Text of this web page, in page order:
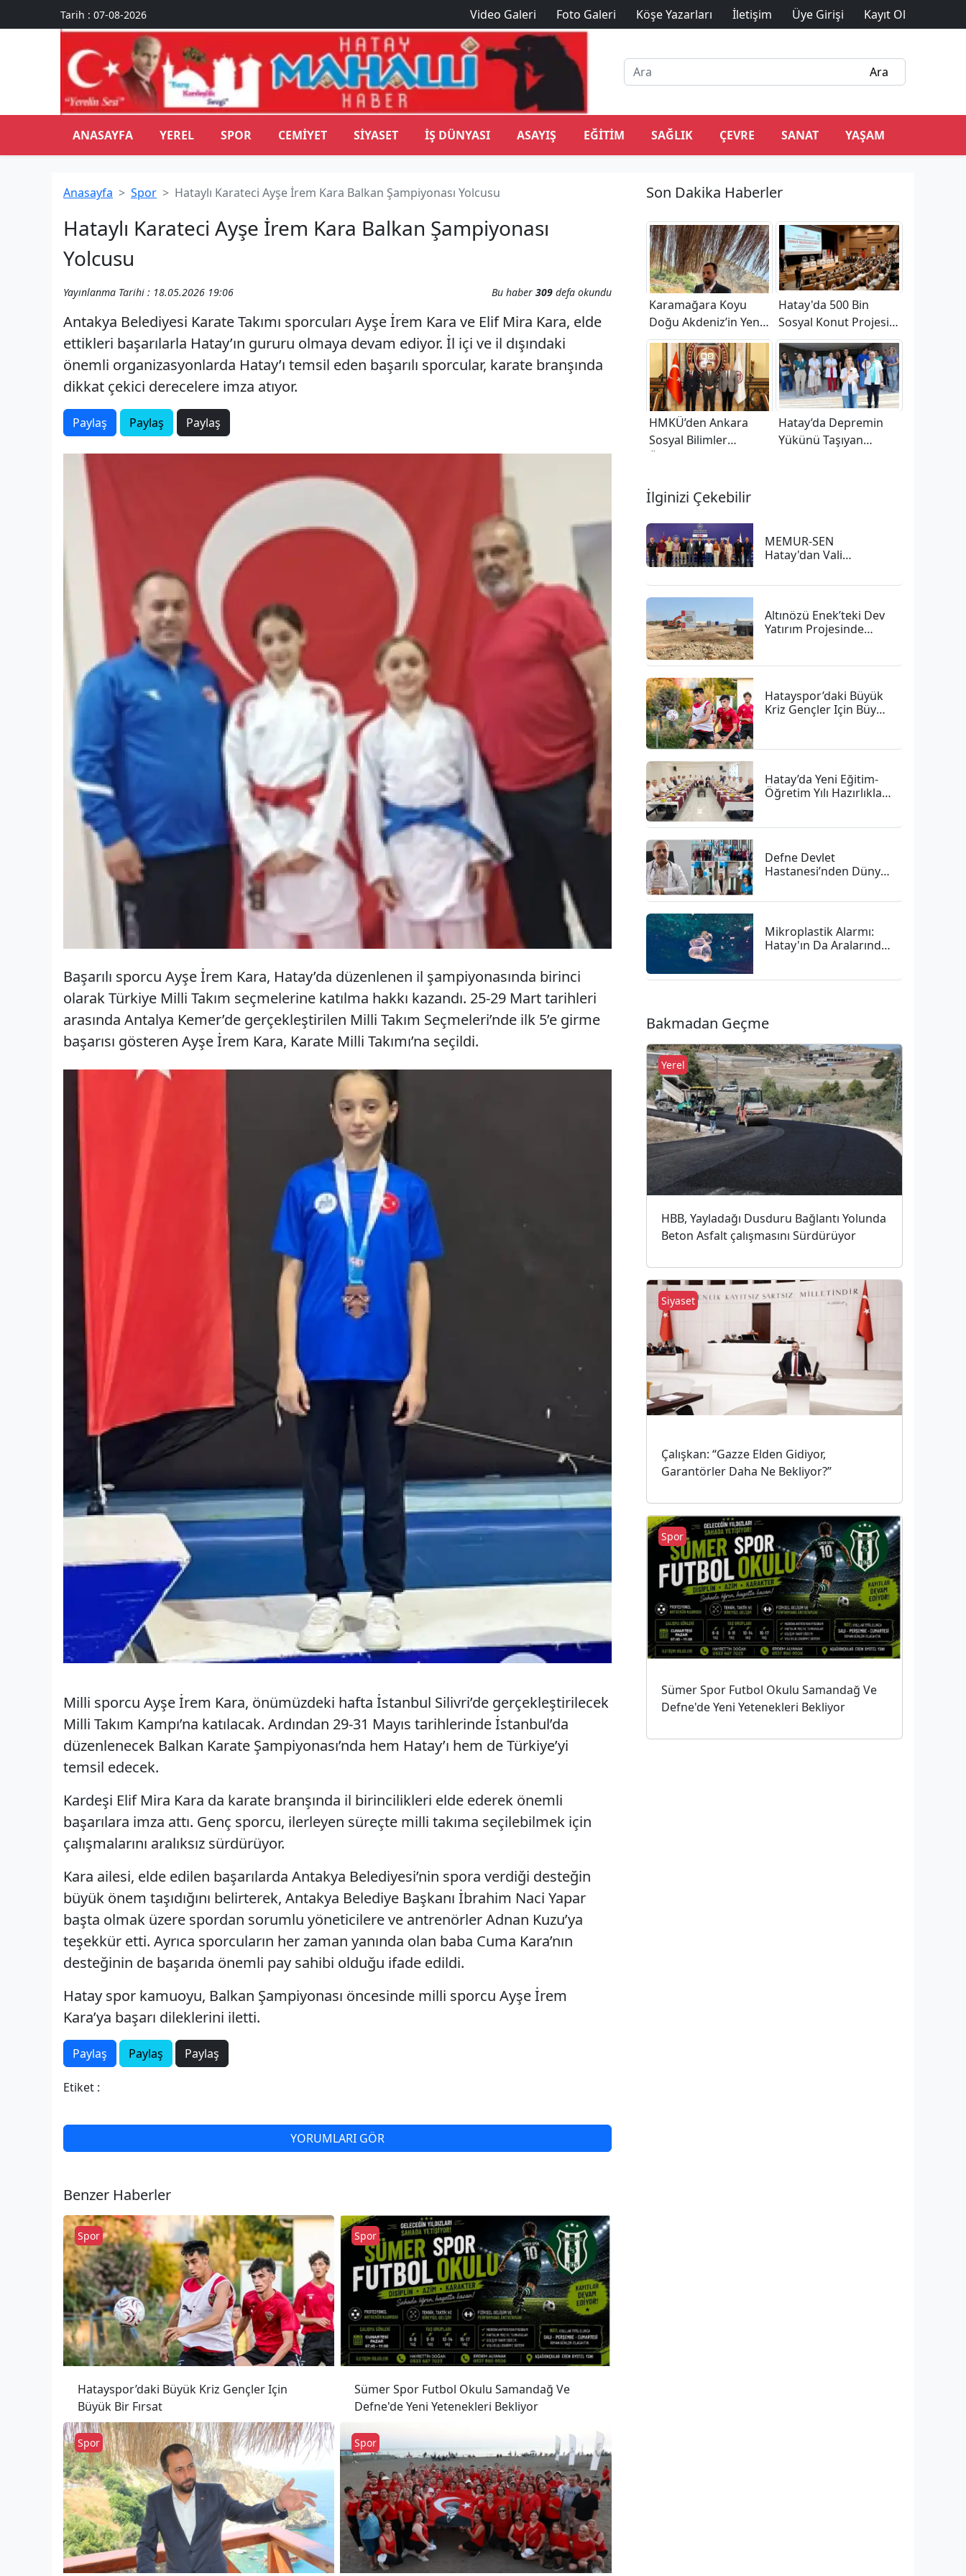
Tarih : 07-08-2026 Video Galeri Foto Galeri Köşe Yazarları İletişim Üye Girişi Kayıt Ol
ANASAYFA YEREL SPOR CEMIYET SIYASET İŞ DÜNYASI ASAYIŞ EĞITIM SAĞLIK ÇEVRE SANAT YAŞAM
Anasayfa Spor Hataylı Karateci Ayşe İrem Kara Balkan Şampiyonası Yolcusu
Hataylı Karateci Ayşe İrem Kara Balkan Şampiyonası
Yolcusu
Yayınlanma Tarihi : 18.05.2026 19:06 Bu haber 309defa okundu
Antakya Belediyesi Karate Takımı sporcuları Ayşe İrem Kara ve Elif Mira Kara, elde
ettikleri başarılarla Hatay’ın gururu olmaya devam ediyor. İl içi ve il dışındaki
önemli organizasyonlarda Hatay’ı temsil eden başarılı sporcular, karate branşında
dikkat çekici derecelere imza atıyor.
Paylaş Paylaş Paylaş
Başarılı sporcu Ayşe İrem Kara, Hatay’da düzenlenen il şampiyonasında birinci
olarak Türkiye Milli Takım seçmelerine katılma hakkı kazandı. 25-29 Mart tarihleri
arasında Antalya Kemer’de gerçekleştirilen Milli Takım Seçmeleri’nde ilk 5’e girme
başarısı gösteren Ayşe İrem Kara, Karate Milli Takımı’na seçildi.
Milli sporcu Ayşe İrem Kara, önümüzdeki hafta İstanbul Silivri’de gerçekleştirilecek
Milli Takım Kampı’na katılacak. Ardından 29-31 Mayıs tarihlerinde İstanbul’da
düzenlenecek Balkan Karate Şampiyonası’nda hem Hatay’ı hem de Türkiye’yi
temsil edecek.
Kardeşi Elif Mira Kara da karate branşında il birincilikleri elde ederek önemli
başarılara imza attı. Genç sporcu, ilerleyen süreçte milli takıma seçilebilmek için
çalışmalarını aralıksız sürdürüyor.
Kara ailesi, elde edilen başarılarda Antakya Belediyesi’nin spora verdiği desteğin
büyük önem taşıdığını belirterek, Antakya Belediye Başkanı İbrahim Naci Yapar
başta olmak üzere spordan sorumlu yöneticilere ve antrenörler Adnan Kuzu’ya
teşekkür etti. Ayrıca sporcuların her zaman yanında olan baba Cuma Kara’nın
desteğinin de başarıda önemli pay sahibi olduğu ifade edildi.
Hatay spor kamuoyu, Balkan Şampiyonası öncesinde milli sporcu Ayşe İrem
Kara’ya başarı dileklerini iletti.
Paylaş Paylaş Paylaş
Etiket :
YORUMLARI GÖR
Benzer Haberler
Hatayspor’daki Büyük Kriz Gençler Için
Büyük Bir Fırsat
Spor
Sümer Spor Futbol Okulu Samandağ Ve
Defne'de Yeni Yetenekleri Bekliyor
Spor
Spor Spor
Son Dakika Haberler
Karamağara Koyu
Doğu Akdeniz’in Yeni
Turizm Merkezi
Oluyor
Hatay'da 500 Bin
Sosyal Konut Projesi
Kurası Yarın Çekilecek
HMKÜ’den Ankara
Sosyal Bilimler
Hatay’da Depremin
Yükünü Taşıyan
İlginizi Çekebilir
MEMUR-SEN
Hatay'dan Vali
Ziyaret
Altınözü Enek’teki Dev
Yatırım Projesinde
Hatayspor’daki Büyük
Kriz Gençler Için Büyük
Hatay’da Yeni Eğitim-
Öğretim Yılı Hazırlıkları
Defne Devlet
Hastanesi’nden Dünya
Vurgusu: "anne Sütü
Başlangıç"
Mikroplastik Alarmı:
Hatay'ın Da Aralarında
Bakmadan Geçme
HBB, Yayladağı Dusduru Bağlantı Yolunda
Beton Asfalt çalışmasını Sürdürüyor
Yerel
Çalışkan: “Gazze Elden Gidiyor,
Garantörler Daha Ne Bekliyor?”
Siyaset
Sümer Spor Futbol Okulu Samandağ Ve
Defne'de Yeni Yetenekleri Bekliyor
Spor